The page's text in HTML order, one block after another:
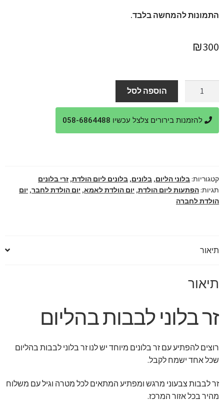
התמונות להמחשה בלבד.
₪300
זר
בלוני
לבבות
הוספה לסל
להזמנות בירורים צלצל עכשיו 058-6864488
קטגוריות: בלוני הליום, בלונים, בלונים ליום הולדת, זרי בלונים
תגיות: הפתעות ליום הולדת, יום הולדת לאמא, יום הולדת לחבר, יום
הולדת לחברה
תיאור
תיאור
זר בלוני לבבות בהליום
רוצים להפתיע עם זר בלונים מיוחד יש לנו זר בלוני לבבות בהליום
שכל אחד ישמח לקבל.
זר לבבות צבעוני מרגש ומפתיע המתאים לכל מטרה וגיל עם משלוח
מהיר בכל אזור המרכז.